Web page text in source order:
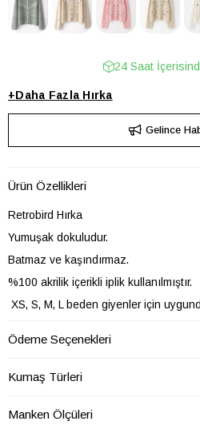
24 Saat
+Daha Fazla Hırka
Gelince
Ürün Özellikleri
Retrobird Hırka
Yumuşak dokuludur.
Batmaz ve kaşındırmaz.
%100 akrilik içerikli iplik kullanılmıştır.
XS, S, M, L beden giyenler için
Baskı/Nakış
Tekniği
HIRKA Boy
Ödeme Seçenekleri
Kumaş Türleri
Manken Ölçüleri